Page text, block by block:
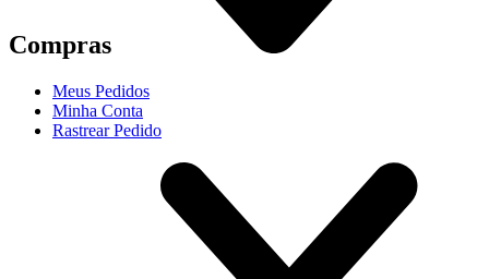
Compras
Meus Pedidos
Minha Conta
Rastrear Pedido